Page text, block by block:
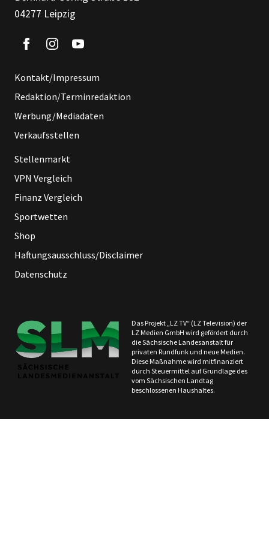
04277 Leipzig
Kontakt/Impressum
Redaktion/Terminredaktion
Werbung/Mediadaten
Verkaufsstellen
Stellenmarkt
VPN Vergleich
Finanz Vergleich
Sportwetten
Shop
Haftungsausschluss/Disclaimer
Datenschutz
Das Projekt „LZ TV“ (LZ Television) der
LZ Medien GmbH wird gefördert durch
die Sächsische Landesanstalt für
privaten Rundfunk und neue Medien.
Diese Maßnahme wird mitfinanziert
durch Steuermittel auf Grundlage des
vom Sächsischen Landtag
beschlossenen Haushaltes.